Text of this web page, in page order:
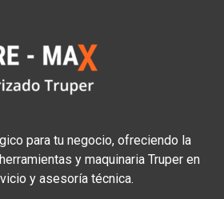
para tu negocio, ofreciendo la
y maquinaria Truper en
y asesoría técnica.